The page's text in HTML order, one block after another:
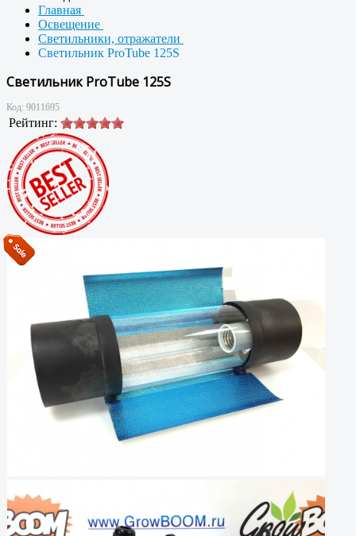
Главная
Освещение
Светильники, отражатели
Светильник ProTube 125S
Светильник ProTube 125S
Код: 9011695
Рейтинг: